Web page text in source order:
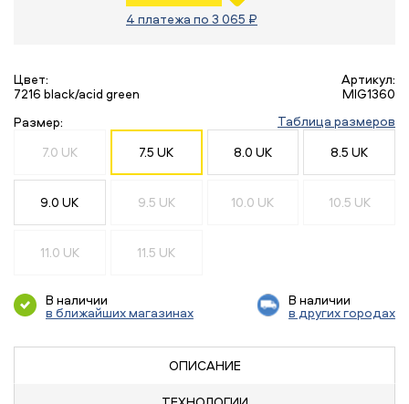
4 платежа по 3 065 ₽
Цвет:
7216 black/acid green
Артикул:
MIG1360
Размер:
Таблица размеров
7.0 UK
7.5 UK 8.0 UK 8.5 UK
9.0 UK 9.5 UK 10.0 UK 10.5 UK
11.0 UK 11.5 UK
В наличии
в ближайших магазинах
В наличии
в других городах
ОПИСАНИЕ